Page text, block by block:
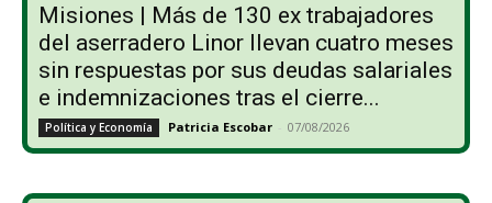
Misiones | Más de 130 ex trabajadores
del aserradero Linor llevan cuatro meses
sin respuestas por sus deudas salariales
e indemnizaciones tras el cierre...
Política y Economía Patricia Escobar - 07/08/2026